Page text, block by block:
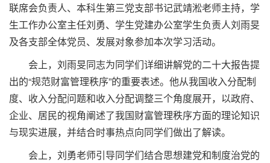
联席会负责人、本科生第三党支部书记武靖淞老师主持，学
生工作办公室主任刘勇、学生党建办公室学生负责人刘雨旻
及各支部全体党员、发展对象参加本次学习活动。
会上，刘雨旻同志为同学们详细讲解党的二十大报告提
出的“规范财富管理秩序”的重要表述。他从我国收入分配制
度、收入分配问题和收入分配调整三个角度展开，以政府、
企业、居民的视角阐述了我国财富管理秩序方面的理论知识
与现实进展，并结合时事热点向同学们做出了解读。
会上，刘勇老师引导同学们结合思想建党和制度治党的